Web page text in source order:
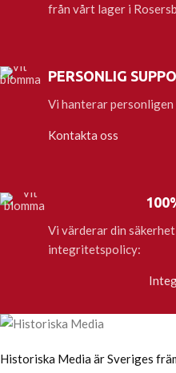
från vårt lager i
PERSONLIG
Vi hanterar
Kontakta oss
Vi värderar din
integritetspolicy:
Historiska Media är Sveriges